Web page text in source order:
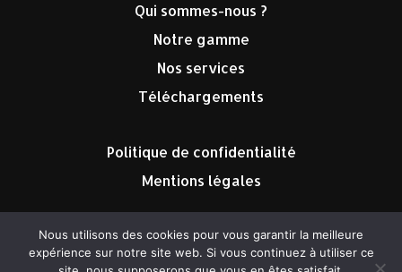
Qui sommes-nous ?
Notre gamme
Nos services
Téléchargements
Politique de confidentialité
Mentions légales
Nous utilisons des cookies pour vous garantir la meilleure
expérience sur notre site web. Si vous continuez à utiliser ce